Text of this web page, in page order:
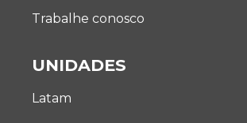
Trabalhe conosco
UNIDADES
Latam